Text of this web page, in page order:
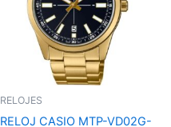
RELOJES
RELOJ CASIO MTP-VD02G-